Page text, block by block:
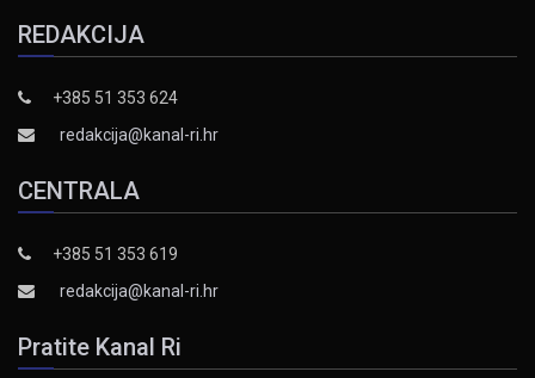
REDAKCIJA
+385 51 353 624
redakcija@kanal-ri.hr
CENTRALA
+385 51 353 619
redakcija@kanal-ri.hr
Pratite Kanal Ri